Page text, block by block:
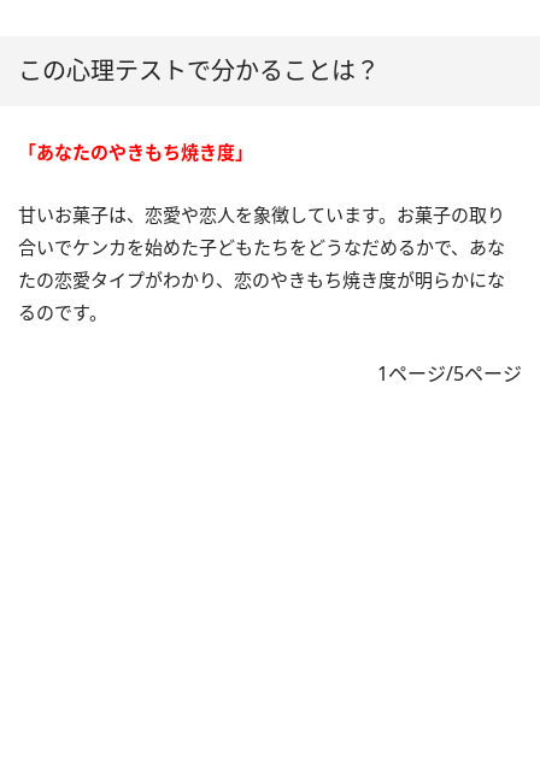
この心理テストで分かることは？
「あなたのやきもち焼き度」
甘いお菓子は、恋愛や恋人を象徴しています。お菓子の取り
合いでケンカを始めた子どもたちをどうなだめるかで、あな
たの恋愛タイプがわかり、恋のやきもち焼き度が明らかにな
るのです。
1ページ/5ページ